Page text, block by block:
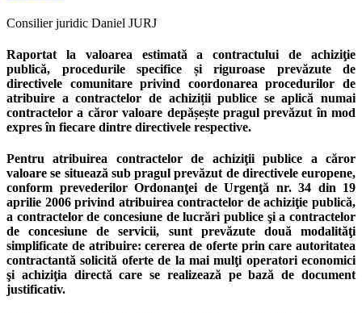
Consilier juridic Daniel JURJ
Raportat la valoarea estimată a contractului de achiziţie
publică, procedurile specifice și riguroase prevăzute de
directivele comunitare privind coordonarea procedurilor de
atribuire a contractelor de achiziții publice se aplică numai
contractelor a căror valoare depășește pragul prevăzut în mod
expres în fiecare dintre directivele respective.
Pentru atribuirea contractelor de achiziţii publice a căror
valoare se situează sub pragul prevăzut de directivele europene,
conform prevederilor Ordonanţei de Urgenţă nr. 34 din 19
aprilie 2006 privind atribuirea contractelor de achiziţie publică,
a contractelor de concesiune de lucrări publice şi a contractelor
de concesiune de servicii, sunt prevăzute două modalităţi
simplificate de atribuire: cererea de oferte prin care autoritatea
contractantă solicită oferte de la mai mulţi operatori economici
şi achiziţia directă care se realizează pe bază de document
justificativ.